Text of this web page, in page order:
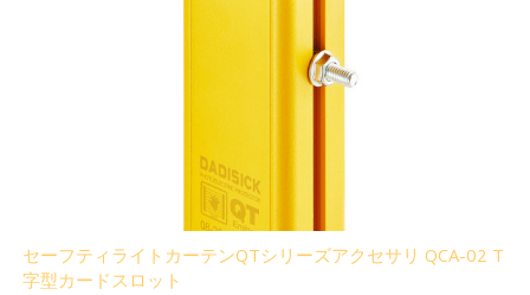
セーフティライトカーテンQTシリーズアクセサリ QCA-02 T
字型カードスロット